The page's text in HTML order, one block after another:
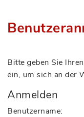
Bitte geben Sie
ein, um sich an der
Anmelden
Benutzername: